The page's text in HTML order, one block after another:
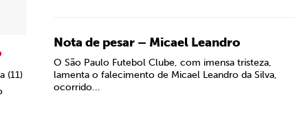
(11)
Nota de pesar – Micael Leandro
O São Paulo Futebol Clube, com imensa tristeza,
lamenta o falecimento de Micael Leandro da Silva,
ocorrido...